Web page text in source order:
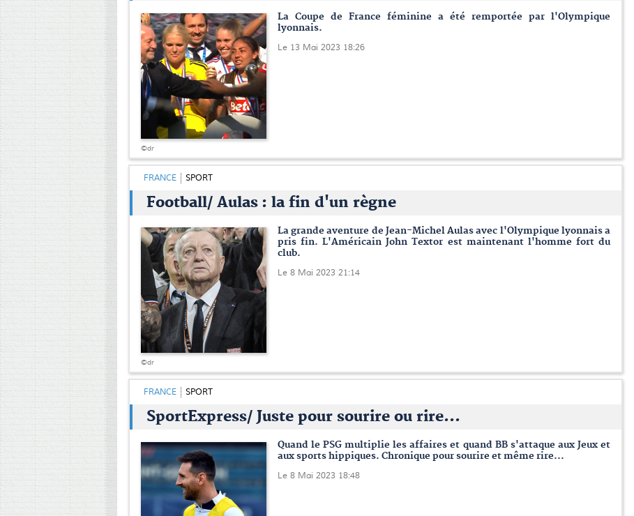
©dr
La Coupe de France féminine a été remportée par l'Olympique
lyonnais.
Le 13 Mai 2023 18:26
FRANCE SPORT
Football/ Aulas : la fin d'un règne
©dr
La grande aventure de Jean-Michel Aulas avec l'Olympique lyonnais a
pris fin. L'Américain John Textor est maintenant l'homme fort du
club.
Le 8 Mai 2023 21:14
FRANCE SPORT
SportExpress/ Juste pour sourire ou rire...
Quand le PSG multiplie les affaires et quand BB s'attaque aux Jeux et
aux sports hippiques. Chronique pour sourire et même rire...
Le 8 Mai 2023 18:48